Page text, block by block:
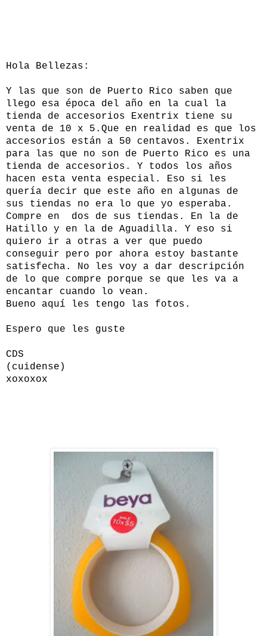
Hola Bellezas:
Y las que son de Puerto Rico saben que
llego esa época del año en la cual la
tienda de accesorios Exentrix tiene su
venta de 10 x 5.Que en realidad es que los
accesorios están a 50 centavos. Exentrix
para las que no son de Puerto Rico es una
tienda de accesorios. Y todos los años
hacen esta venta especial. Eso si les
quería decir que este año en algunas de
sus tiendas no era lo que yo esperaba.
Compre en dos de sus tiendas. En la de
Hatillo y en la de Aguadilla. Y eso si
quiero ir a otras a ver que puedo
conseguir pero por ahora estoy bastante
satisfecha. No les voy a dar descripción
de lo que compre porque se que les va a
encantar cuando lo vean.
Bueno aquí les tengo las fotos.
Espero que les guste
CDS
(cuidense)
xoxoxox